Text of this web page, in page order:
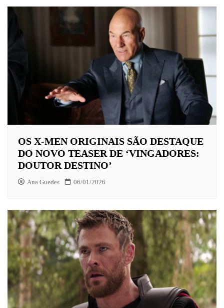
OS X-MEN ORIGINAIS SÃO DESTAQUE
DO NOVO TEASER DE ‘VINGADORES:
DOUTOR DESTINO’
Ana Guedes 06/01/2026